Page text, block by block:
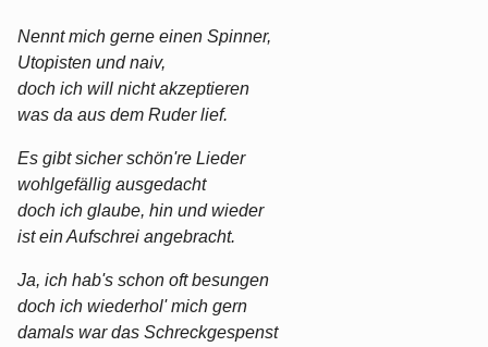
Nennt mich gerne einen Spinner,
Utopisten und naiv,
doch ich will nicht akzeptieren
was da aus dem Ruder lief.
Es gibt sicher schön're Lieder
wohlgefällig ausgedacht
doch ich glaube, hin und wieder
ist ein Aufschrei angebracht.
Ja, ich hab's schon oft besungen
doch ich wiederhol' mich gern
damals war das Schreckgespenst